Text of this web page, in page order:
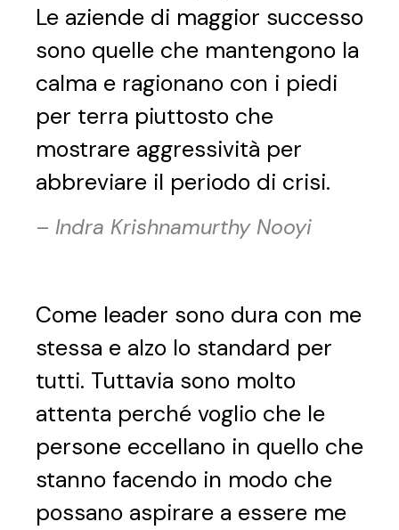
Le aziende di maggior successo
sono quelle che mantengono la
calma e ragionano con i piedi
per terra piuttosto che
mostrare aggressività per
abbreviare il periodo di crisi.
– Indra Krishnamurthy Nooyi
Come leader sono dura con me
stessa e alzo lo standard per
tutti. Tuttavia sono molto
attenta perché voglio che le
persone eccellano in quello che
stanno facendo in modo che
possano aspirare a essere me